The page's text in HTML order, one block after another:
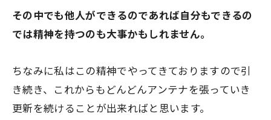
その中でも他人ができるのであれば自分もできるの
では精神を持つのも大事かもしれません。
ちなみに私はこの精神でやってきておりますので引
き続き、これからもどんどんアンテナを張っていき
更新を続けることが出来ればと思います。